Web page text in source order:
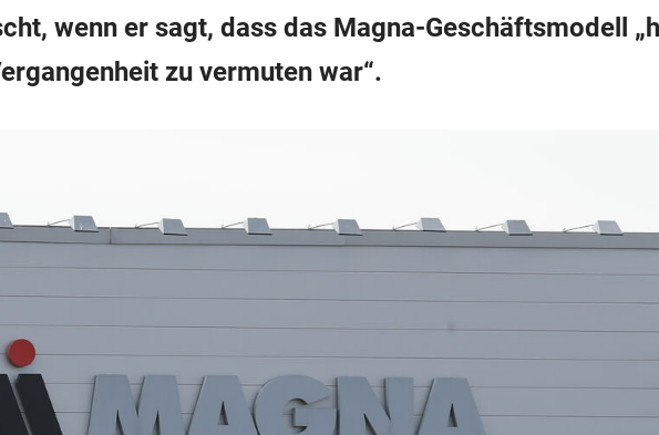
wenn er sagt, dass das Magna-Geschäftsmodell
zu vermuten war“.